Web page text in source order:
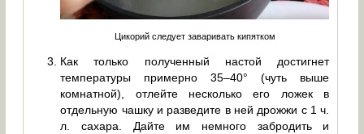
Цикорий следует заваривать кипятком
Как только полученный настой достигнет
температуры примерно 35–40° (чуть выше
комнатной), отлейте несколько его ложек в
отдельную чашку и разведите в ней дрожжи с 1 ч.
л. сахара. Дайте им немного забродить и